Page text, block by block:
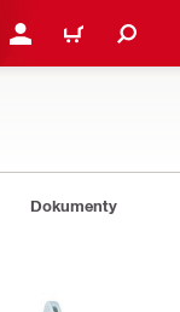
ZALOGUJ SIĘ LUB
KOSZYK
Dokumenty